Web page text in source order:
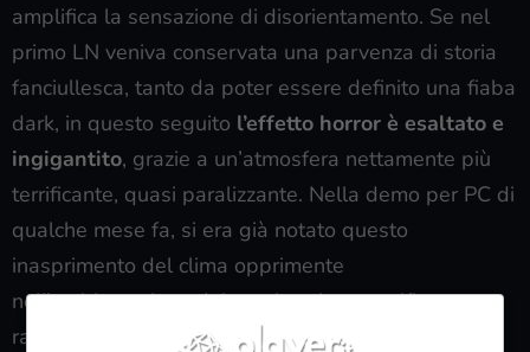
amplifica la sensazione di disorientamento. Se nel
primo LN veniva conservata una parvenza di storia
fanciullesca, tanto da poter essere definito una fiaba
dark, in questo seguito l’effetto horror è esaltato e
ingigantito, grazie a un’atmosfera nettamente più
terrificante, quasi paralizzante. Nella demo per PC di
qualche mese fa, si era già notato questo
inasprimento del clima opprimente
nell’ambientazione del manicomio, magnificamente
raggelante.